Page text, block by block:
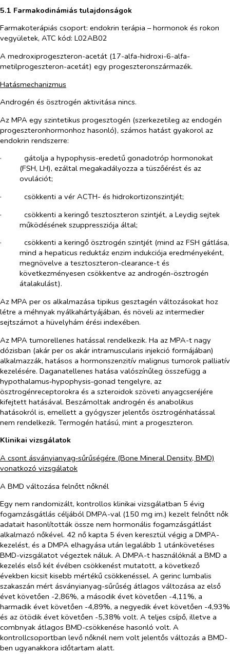
5.1 Farmakodinámiás tulajdonságok
Farmakoterápiás csoport: endokrin terápia – hormonok és rokon
vegyületek, ATC kód: L02AB02
A medroxiprogeszteron-acetát (17-alfa-hidroxi-6-alfa-
metilprogeszteron-acetát) egy progeszteronszármazék.
Hatásmechanizmus
Androgén és ösztrogén aktivitása nincs.
Az MPA egy szintetikus progesztogén (szerkezetileg az endogén
progeszteronhormonhoz hasonló), számos hatást gyakorol az
endokrin rendszerre:
·​
gátolja a hypophysis-eredetű gonadotróp hormonokat
(FSH, LH), ezáltal megakadályozza a tüszőérést és az
ovulációt;
·​
csökkenti a vér ACTH- és hidrokortizonszintjét;
·​
csökkenti a keringő tesztoszteron szintjét, a Leydig sejtek
működésének szuppressziója által;
·​
csökkenti a keringő ösztrogén szintjét (mind az FSH gátlása,
mind a hepaticus reduktáz enzim indukciója eredményeként,
megnövelve a tesztoszteron-clearance-t és
következményesen csökkentve az androgén-ösztrogén
átalakulást).
Az MPA per os alkalmazása tipikus gesztagén változásokat hoz
létre a méhnyak nyálkahártyájában, és növeli az intermedier
sejtszámot a hüvelyhám érési indexében.
Az MPA tumorellenes hatással rendelkezik. Ha az MPA-t nagy
dózisban (akár per os akár intramuscularis injekció formájában)
alkalmazzák, hatásos a hormonszenzitív malignus tumorok palliatív
kezelésére. Daganatellenes hatása valószínűleg összefügg a
hypothalamus‑hypophysis‑gonad tengelyre, az
ösztrogénreceptorokra és a szteroidok szöveti anyagcseréjére
kifejtett hatásával. Beszámoltak androgén és anabolikus
hatásokról is, emellett a gyógyszer jelentős ösztrogénhatással
nem rendelkezik. Termogén hatású, mint a progeszteron.
Klinikai vizsgálatok
A csont ásványianyag‑sűrűségére (Bone Mineral Density, BMD)
vonatkozó vizsgálatok
A BMD változása felnőtt nőknél
Egy nem randomizált, kontrollos klinikai vizsgálatban 5 évig
fogamzásgátlás céljából DMPA-val (150 mg im.) kezelt felnőtt nők
adatait hasonlították össze nem hormonális fogamzásgátlást
alkalmazó nőkével. 42 nő kapta 5 éven keresztül végig a DMPA-
kezelést, és a DMPA elhagyása után legalább 1 utánkövetéses
BMD-vizsgálatot végeztek náluk. A DMPA-t használóknál a BMD a
kezelés első két évében csökkenést mutatott, a következő
években kicsit kisebb mértékű csökkenéssel. A gerinc lumbalis
szakaszán mért ásványianyag-sűrűség átlagos változása az első
évet követően -2,86%, a második évet követően -4,11%, a
harmadik évet követően -4,89%, a negyedik évet követően -4,93%
és az ötödik évet követően -5,38% volt. A teljes csípő, illetve a
combnyak átlagos BMD-csökkenése hasonló volt. A
kontrollcsoportban levő nőknél nem volt jelentős változás a BMD-
ben ugyanakkora időtartam alatt.